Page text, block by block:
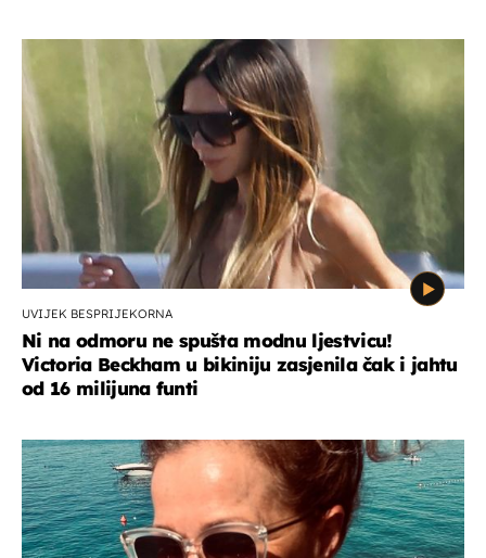
UVIJEK BESPRIJEKORNA
Ni na odmoru ne spušta modnu ljestvicu!
Victoria Beckham u bikiniju zasjenila čak i jahtu
od 16 milijuna funti